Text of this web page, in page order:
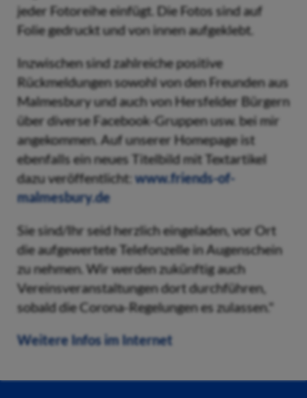
jeder Fotoreihe einfügt. Die Fotos sind auf
Folie gedruckt und von innen aufgeklebt.
Inzwischen sind zahlreiche positive
Rückmeldungen sowohl von den Freunden aus
Malmesbury und auch von Hersfelder Bürgern
über diverse Facebook-Gruppen usw. bei mir
angekommen. Auf unserer Homepage ist
ebenfalls ein neues Titelbild mit Textartikel
dazu veröffentlicht:www.friends-of-
malmesbury.de
Sie sind/Ihr seid herzlich eingeladen, vor Ort
die aufgewertete Telefonzelle in Augenschein
zu nehmen. Wir werden zukünftig auch
Vereinsveranstaltungen dort durchführen,
sobald die Corona-Regelungen es zulassen."
Weitere Infos im Internet